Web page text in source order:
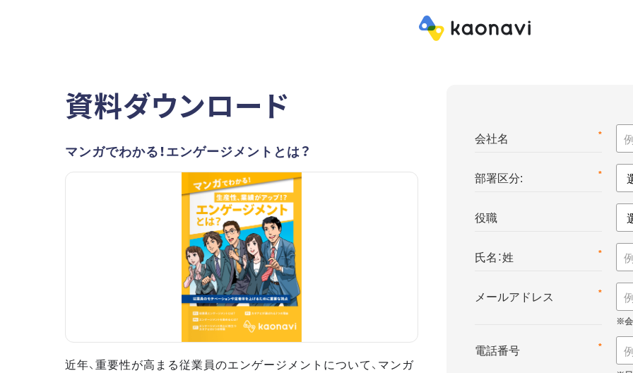
資料ダウンロード
マンガでわかる！エンゲージメントとは？
近年、重要性が高まる従業員のエンゲージメントについて、マンガ
*
会社名
*
部署区分:
役職
*
氏名：姓
*
メールアドレス
*
電話番号